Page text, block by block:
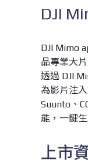
DJI
DJI Mimo
品專業大
透過 DJI
為影片注
Suunto、
能，一鍵
上市